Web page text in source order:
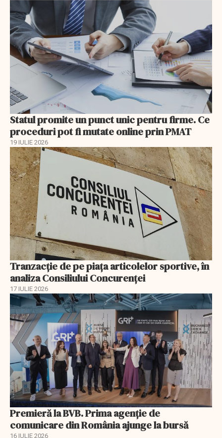
Statul promite un punct unic pentru firme. Ce
proceduri pot fi mutate online prin PMAT
19 IULIE 2026
Tranzacție de pe piața articolelor sportive, în
analiza Consiliului Concurenţei
17 IULIE 2026
Premieră la BVB. Prima agenție de
comunicare din România ajunge la bursă
16 IULIE 2026